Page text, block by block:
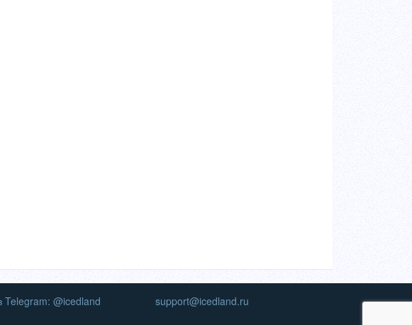
Telegram: @icedland support@icedland.ru